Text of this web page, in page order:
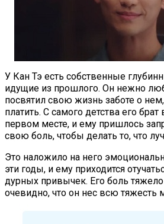
У Кан Тэ есть собственные
идущие из прошлого. Он нежно
посвятил свою жизнь заботе о нем,
платить. С самого детства его
первом месте, и ему пришлось
свою боль, чтобы делать то, что
Это наложило на него
эти годы, и ему приходится
дурных привычек. Его боль тяжело
очевидно, что он нес всю тяжесть